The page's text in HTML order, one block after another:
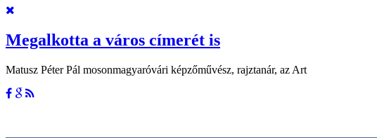
Megalkotta a város címerét is
Matusz Péter Pál mosonmagyaróvári képzőművész, rajztanár, az Art